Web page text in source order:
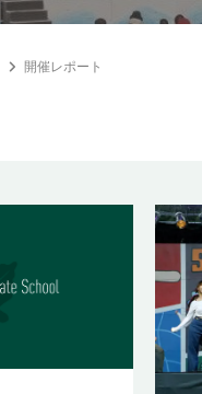
開催レポート